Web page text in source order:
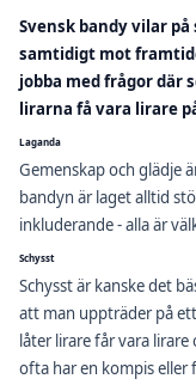
Svensk bandy vilar
samtidigt mot
jobba med frågor där
lirarna få vara lirare
Laganda
Gemenskap och glädje
bandyn är laget alltid
inkluderande - alla är
Schysst
Schysst är kanske det
att man uppträder på
låter lirare får vara
ofta har en kompis eller